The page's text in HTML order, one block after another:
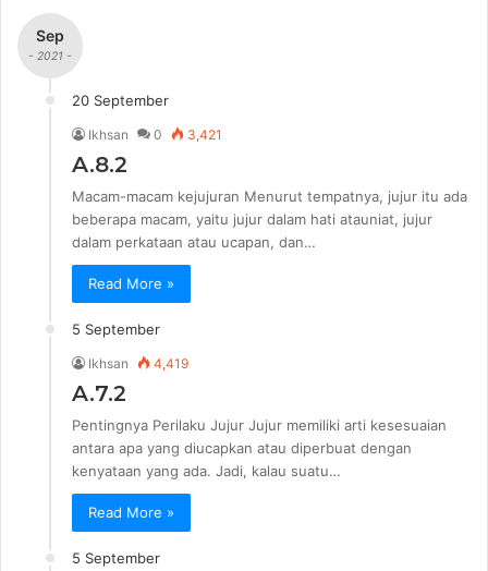
Sep
- 2021 -
20 September
Ikhsan 0 3,421
A.8.2
Macam-macam kejujuran Menurut tempatnya, jujur itu ada
beberapa macam, yaitu jujur dalam hati atauniat, jujur
dalam perkataan atau ucapan, dan…
Read More »
5 September
Ikhsan 4,419
A.7.2
Pentingnya Perilaku Jujur Jujur memiliki arti kesesuaian
antara apa yang diucapkan atau diperbuat dengan
kenyataan yang ada. Jadi, kalau suatu…
Read More »
5 September